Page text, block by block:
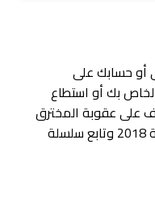
أو حسابك على
بك أو استطاع
على عقوبة المخترق
( الهاكر) فى القانون رقم 175 لسنة 2018 وتابع سلسلة